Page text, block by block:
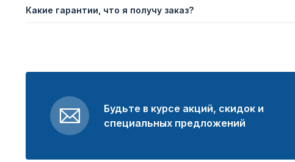
Какие гарантии, что я получу заказ?
Будьте в курсе акций, скидок и
специальных предложений